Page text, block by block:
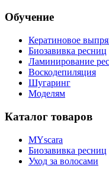
Обучение
Кератиновое
Биозавивка ресниц
Ламинирование
Воскодепиляция
Шугаринг
Моделям
Каталог товаров
MYscara
Биозавивка ресниц
Уход за волосами